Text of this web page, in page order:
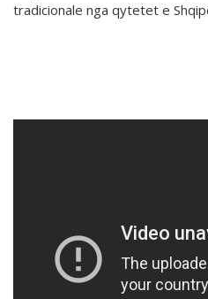
tradicionale nga qytetet e